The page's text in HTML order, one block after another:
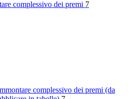
complessivo dei premi 7
complessivo dei premi (da